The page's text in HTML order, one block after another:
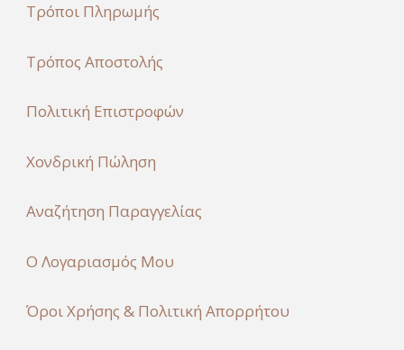
Τρόποι Πληρωμής
Τρόπος Αποστολής
Πολιτική Επιστροφών
Χονδρική Πώληση
Αναζήτηση Παραγγελίας
Ο Λογαριασμός Μου
Όροι Χρήσης & Πολιτική Απορρήτου